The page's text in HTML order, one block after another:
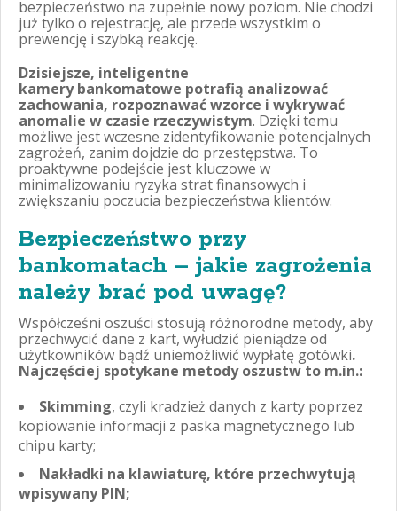
bezpieczeństwo na zupełnie nowy poziom. Nie chodzi
już tylko o rejestrację, ale przede wszystkim o
prewencję i szybką reakcję.
Dzisiejsze, inteligentne
kamery bankomatowe potrafią analizować
zachowania, rozpoznawać wzorce i wykrywać
anomalie w czasie rzeczywistym. Dzięki temu
możliwe jest wczesne zidentyfikowanie potencjalnych
zagrożeń, zanim dojdzie do przestępstwa. To
proaktywne podejście jest kluczowe w
minimalizowaniu ryzyka strat finansowych i
zwiększaniu poczucia bezpieczeństwa klientów.
Bezpieczeństwo przy
bankomatach – jakie zagrożenia
należy brać pod uwagę?
Współcześni oszuści stosują różnorodne metody, aby
przechwycić dane z kart, wyłudzić pieniądze od
użytkowników bądź uniemożliwić wypłatę gotówki.
Najczęściej spotykane metody oszustw to m.in.:
Skimming, czyli kradzież danych z karty poprzez
kopiowanie informacji z paska magnetycznego lub
chipu karty;
Nakładki na klawiaturę, które przechwytują
wpisywany PIN;